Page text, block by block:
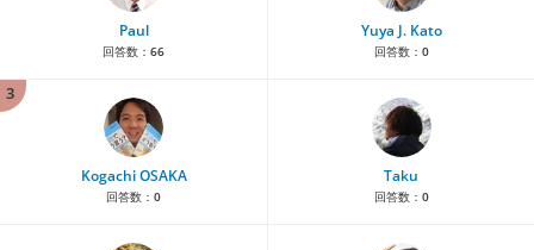
Paul
回答数： 66
Yuya J. Kato
回答数： 0
3
Kogachi OSAKA
回答数： 0
Taku
回答数： 0